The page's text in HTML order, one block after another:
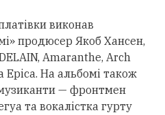
виконав
продюсер Якоб Хансен,
Amaranthe, Arch
Epica. На альбомі також
— фронтмен
та вокалістка гурту